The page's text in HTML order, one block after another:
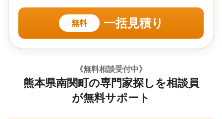
無料 一括見積り
《無料相談受付中》
熊本県南関町の専門家探しを相談員
が無料サポート